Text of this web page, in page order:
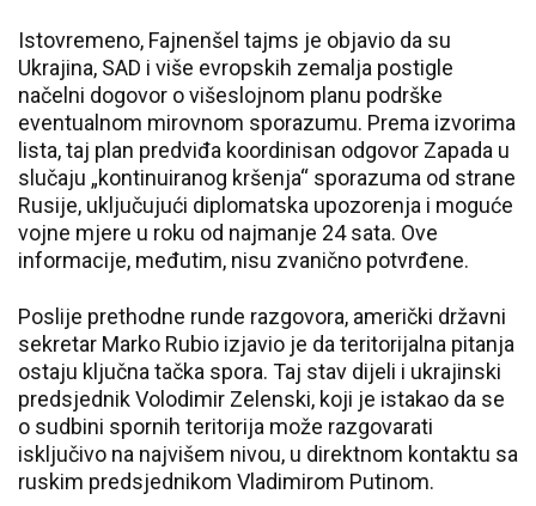
Istovremeno, Fajnenšel tajms je objavio da su
Ukrajina, SAD i više evropskih zemalja postigle
načelni dogovor o višeslojnom planu podrške
eventualnom mirovnom sporazumu. Prema izvorima
lista, taj plan predviđa koordinisan odgovor Zapada u
slučaju „kontinuiranog kršenja“ sporazuma od strane
Rusije, uključujući diplomatska upozorenja i moguće
vojne mjere u roku od najmanje 24 sata. Ove
informacije, međutim, nisu zvanično potvrđene.
Poslije prethodne runde razgovora, američki državni
sekretar Marko Rubio izjavio je da teritorijalna pitanja
ostaju ključna tačka spora. Taj stav dijeli i ukrajinski
predsjednik Volodimir Zelenski, koji je istakao da se
o sudbini spornih teritorija može razgovarati
isključivo na najvišem nivou, u direktnom kontaktu sa
ruskim predsjednikom Vladimirom Putinom.